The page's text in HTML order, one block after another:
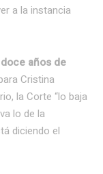
a la instancia
doce años de
Cristina
la Corte “lo baja
lo de la
diciendo el